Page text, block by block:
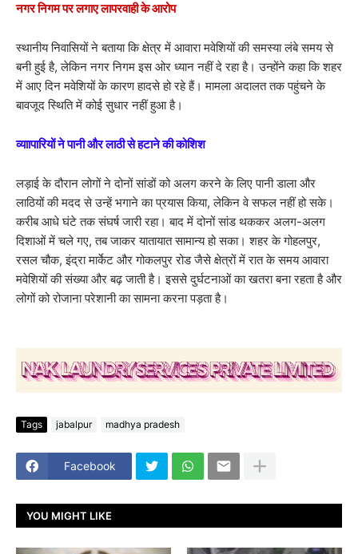
नगर निगम पर लगाए लापरवाही के आरोप
स्थानीय निवासियों ने बताया कि क्षेत्र में आवारा मवेशियों की समस्या लंबे समय से
बनी हुई है, लेकिन नगर निगम इस ओर ध्यान नहीं दे रहा है। उन्होंने कहा कि शहर
में आए दिन मवेशियों के कारण हादसे हो रहे हैं। मामला अदालत तक पहुंचने के
बावजूद स्थिति में कोई सुधार नहीं हुआ है।
व्याापारियों ने पानी और लाठी से हटाने की कोशिश
लड़ाई के दौरान लोगों ने दोनों सांडों को अलग करने के लिए पानी डाला और
लाठियों की मदद से उन्हें भगाने का प्रयास किया, लेकिन वे सफल नहीं हो सके।
करीब आधे घंटे तक संघर्ष जारी रहा। बाद में दोनों सांड थककर अलग-अलग
दिशाओं में चले गए, तब जाकर यातायात सामान्य हो सका। शहर के गोहलपुर,
रसल चौक, इंद्रा मार्केट और गोकलपुर रोड जैसे क्षेत्रों में रात के समय आवारा
मवेशियों की संख्या और बढ़ जाती है। इससे दुर्घटनाओं का खतरा बना रहता है और
लोगों को रोजाना परेशानी का सामना करना पड़ता है।
Tags jabalpur madhya pradesh
Facebook
YOU MIGHT LIKE